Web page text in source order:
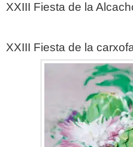
XXIII Fiesta de la
XXIII Fiesta de la